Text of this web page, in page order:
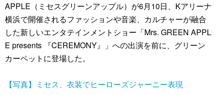
APPLE（ミセスグリーンアップル）が6月10日、Kアリーナ
横浜で開催されるファッションや音楽、カルチャーが融合
した新しいエンタテインメントショー「Mrs. GREEN APPL
E presents 『CEREMONY』」への出演を前に、グリーン
カーペットに登場した。
【写真】ミセス、衣装でヒーローズジャーニー表現